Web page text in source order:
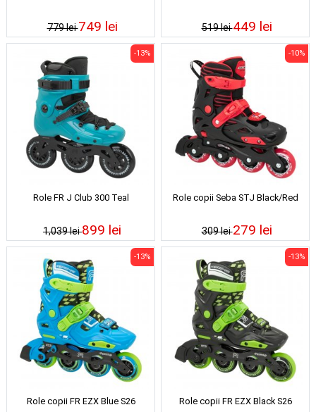
779 lei749 lei 519 lei449 lei
Role FR J Club 300 Teal
1,039 lei
-13%
899 lei
Role copii Seba STJ Black/Red
309 lei
-10%
279 lei
Role copii FR EZX Blue S26
-13%
Role copii FR EZX Black S26
-13%